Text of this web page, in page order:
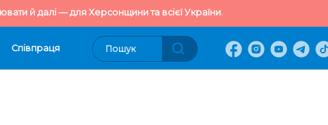
й далі — для Херсонщини та всієї України.
Cпівпраця